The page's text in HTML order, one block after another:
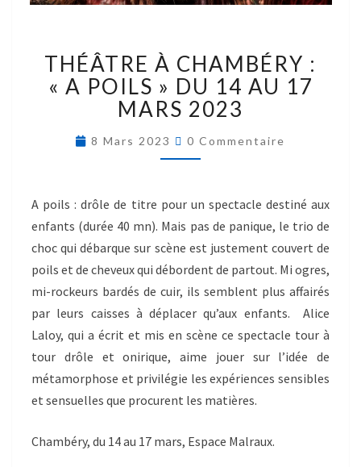
THÉÂTRE À CHAMBÉRY :
« A POILS » DU 14 AU 17
MARS 2023
8 Mars 2023 0 Commentaire
A poils : drôle de titre pour un spectacle destiné aux
enfants (durée 40 mn). Mais pas de panique, le trio de
choc qui débarque sur scène est justement couvert de
poils et de cheveux qui débordent de partout. Mi ogres,
mi-rockeurs bardés de cuir, ils semblent plus affairés
par leurs caisses à déplacer qu’aux enfants. Alice
Laloy, qui a écrit et mis en scène ce spectacle tour à
tour drôle et onirique, aime jouer sur l’idée de
métamorphose et privilégie les expériences sensibles
et sensuelles que procurent les matières.
Chambéry, du 14 au 17 mars, Espace Malraux.